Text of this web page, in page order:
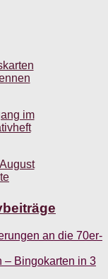
an die 70er-
– Bingokarten in 3